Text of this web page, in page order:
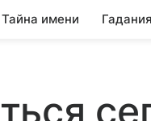
Тайна имени Гадания